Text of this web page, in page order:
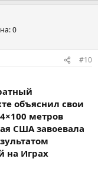
0
#10
объяснил свои
метров
США завоевала
на Играх